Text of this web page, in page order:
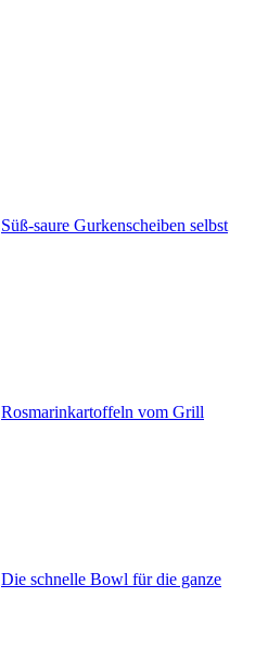
Süß-saure Gurkenscheiben selbst
Rosmarinkartoffeln vom Grill
Die schnelle Bowl für die ganze